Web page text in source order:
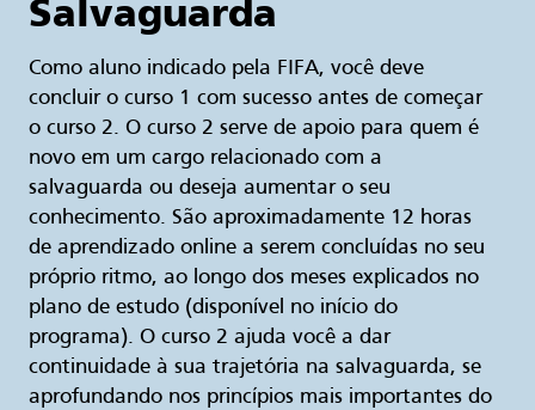
Salvaguarda
Como aluno indicado pela FIFA, você deve
concluir o curso 1 com sucesso antes de começar
o curso 2. O curso 2 serve de apoio para quem é
novo em um cargo relacionado com a
salvaguarda ou deseja aumentar o seu
conhecimento. São aproximadamente 12 horas
de aprendizado online a serem concluídas no seu
próprio ritmo, ao longo dos meses explicados no
plano de estudo (disponível no início do
programa). O curso 2 ajuda você a dar
continuidade à sua trajetória na salvaguarda, se
aprofundando nos princípios mais importantes do